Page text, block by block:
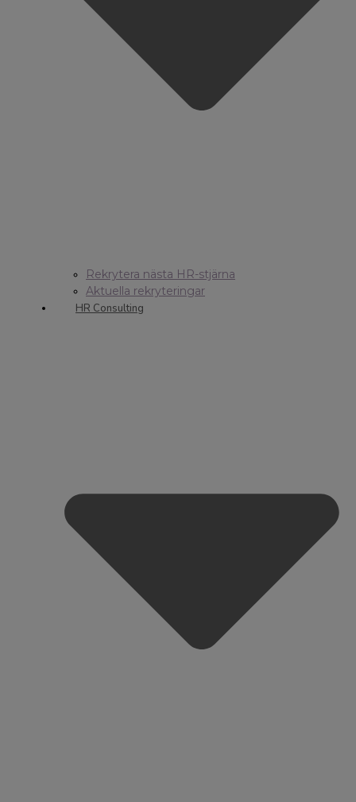
Rekrytera nästa HR-stjärna
Aktuella rekryteringar
HR Consulting